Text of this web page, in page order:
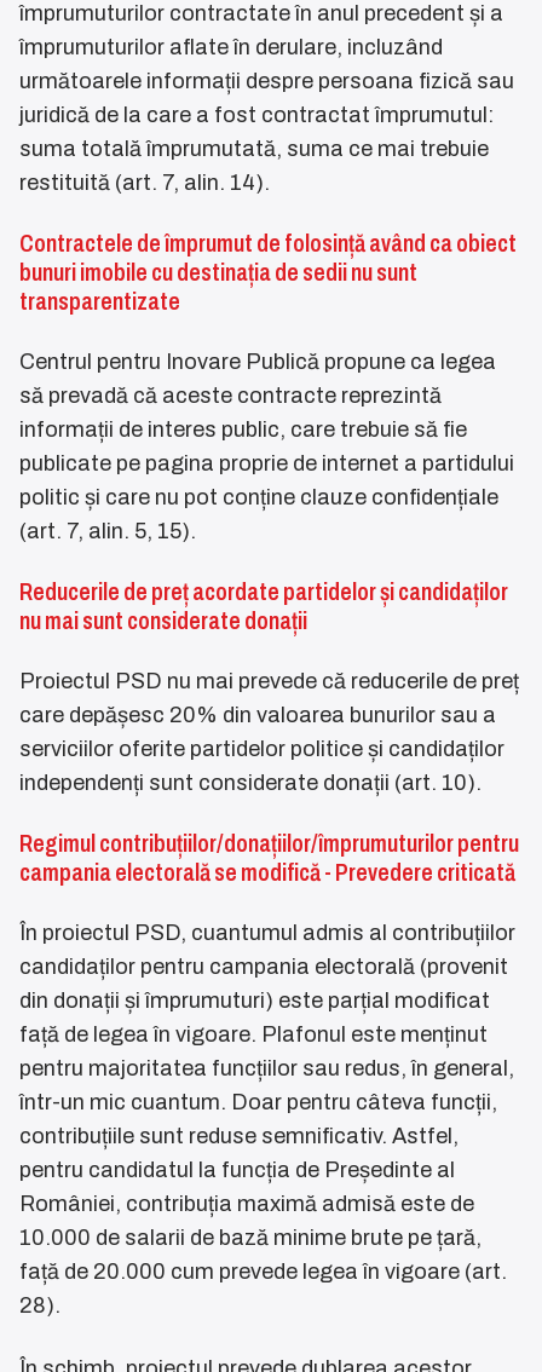
împrumuturilor contractate în anul precedent și a
împrumuturilor aflate în derulare, incluzând
următoarele informații despre persoana fizică sau
juridică de la care a fost contractat împrumutul:
suma totală împrumutată, suma ce mai trebuie
restituită (art. 7, alin. 14).
Contractele de împrumut de folosință având ca obiect
bunuri imobile cu destinația de sedii nu sunt
transparentizate
Centrul pentru Inovare Publică propune ca legea
să prevadă că aceste contracte reprezintă
informații de interes public, care trebuie să fie
publicate pe pagina proprie de internet a partidului
politic și care nu pot conține clauze confidențiale
(art. 7, alin. 5, 15).
Reducerile de preț acordate partidelor și candidaților
nu mai sunt considerate donații
Proiectul PSD nu mai prevede că reducerile de preț
care depășesc 20% din valoarea bunurilor sau a
serviciilor oferite partidelor politice și candidaților
independenți sunt considerate donații (art. 10).
Regimul contribuțiilor/donațiilor/împrumuturilor pentru
campania electorală se modifică - Prevedere criticată
În proiectul PSD, cuantumul admis al contribuțiilor
candidaților pentru campania electorală (provenit
din donații și împrumuturi) este parțial modificat
față de legea în vigoare. Plafonul este menținut
pentru majoritatea funcțiilor sau redus, în general,
într-un mic cuantum. Doar pentru câteva funcții,
contribuțiile sunt reduse semnificativ. Astfel,
pentru candidatul la funcția de Președinte al
României, contribuția maximă admisă este de
10.000 de salarii de bază minime brute pe țară,
față de 20.000 cum prevede legea în vigoare (art.
28).